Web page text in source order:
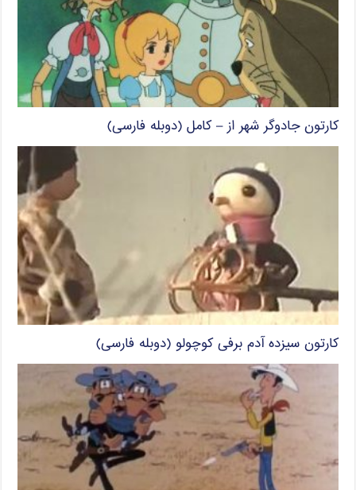
کارتون جادوگر شهر از – کامل (دوبله فارسی)
کارتون سیزده آدم برفی کوچولو (دوبله فارسی)